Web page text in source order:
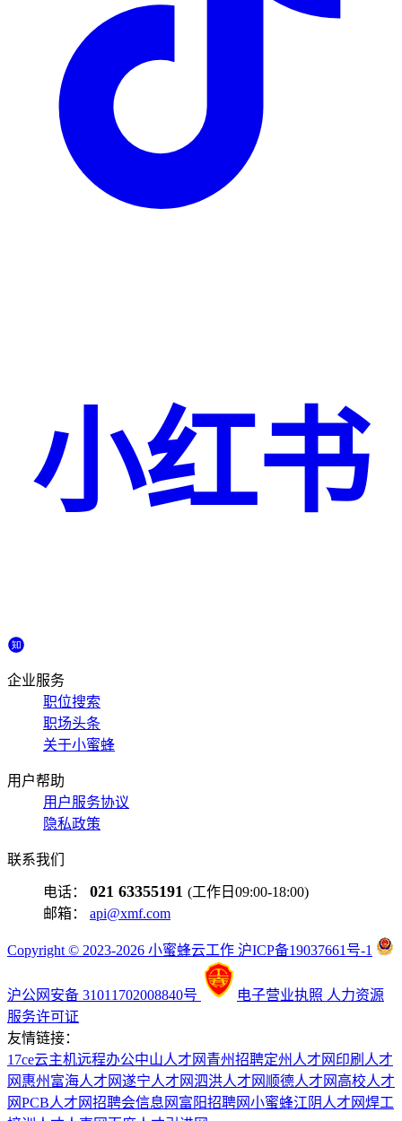
小红书
企业服务
职位搜索
职场头条
关于小蜜蜂
用户帮助
用户服务协议
隐私政策
联系我们
电话： 021 63355191 (工作日09:00-18:00)
邮箱： api@xmf.com
Copyright © 2023-2026 小蜜蜂云工作 沪ICP备19037661号-1
沪公网安备 31011702008840号 电子营业执照 人力资源
服务许可证
友情链接：
17ce云主机远程办公中山人才网 青州招聘定州人才网 印刷人才
网 惠州富海人才网遂宁人才网泗洪人才网 顺德人才网 高校人才
网PCB人才网招聘会信息网 富阳招聘网小蜜蜂江阴人才网焊工